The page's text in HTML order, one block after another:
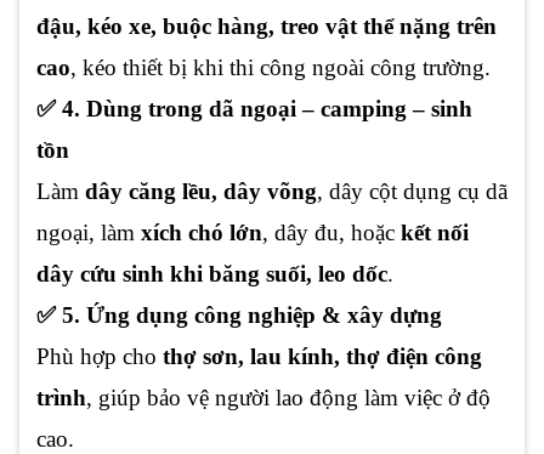
đậu, kéo xe, buộc hàng, treo vật thể nặng trên
cao, kéo thiết bị khi thi công ngoài công trường.
✅ 4. Dùng trong dã ngoại – camping – sinh
tồn
Làm dây căng lều, dây võng, dây cột dụng cụ dã
ngoại, làm xích chó lớn, dây đu, hoặc kết nối
dây cứu sinh khi băng suối, leo dốc.
✅ 5. Ứng dụng công nghiệp & xây dựng
Phù hợp cho thợ sơn, lau kính, thợ điện công
trình, giúp bảo vệ người lao động làm việc ở độ
cao.